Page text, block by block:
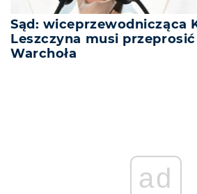
Sąd: wiceprzewodnicząca
Leszczyna musi
Warchoła
ad